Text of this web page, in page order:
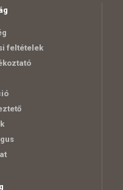
feltételek